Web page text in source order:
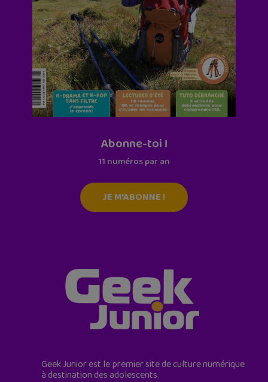
Abonne-toi !
11 numéros par an
JE M'ABONNE !
Geek Junior est le premier site de culture numérique
à destination des adolescents.